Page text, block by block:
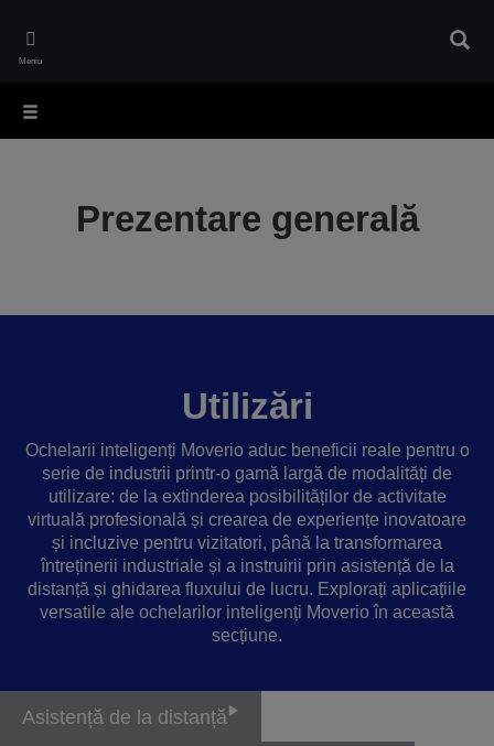
main
Meniu
Prezentare generală
Utilizări
Ochelarii inteligenți Moverio aduc beneficii reale pentru o
serie de industrii printr-o gamă largă de modalități de
utilizare: de la extinderea posibilităților de activitate
virtuală profesională și crearea de experiențe inovatoare
și incluzive pentru vizitatori, până la transformarea
întreținerii industriale și a instruirii prin asistență de la
distanță și ghidarea fluxului de lucru. Explorați aplicațiile
versatile ale ochelarilor inteligenți Moverio în această
secțiune.
Asistență de la distanță